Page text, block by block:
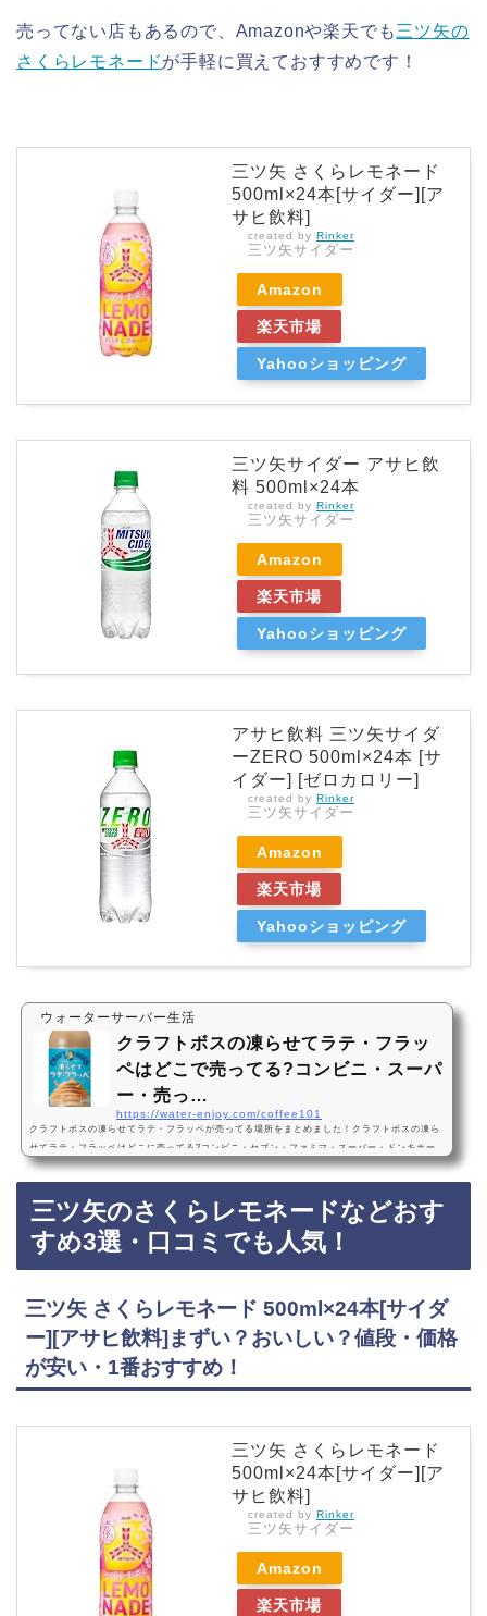
売ってない店もあるので、Amazonや楽天でも三ツ矢の
さくらレモネードが手軽に買えておすすめです！
三ツ矢 さくらレモネード
500ml×24本[サイダー][ア
サヒ飲料]
created by Rinker
三ツ矢サイダー
Amazon
楽天市場
Yahooショッピング
三ツ矢サイダー アサヒ飲
料 500ml×24本
created by Rinker
三ツ矢サイダー
Amazon
楽天市場
Yahooショッピング
アサヒ飲料 三ツ矢サイダ
ーZERO 500ml×24本 [サ
イダー] [ゼロカロリー]
created by Rinker
三ツ矢サイダー
Amazon
楽天市場
Yahooショッピング
ウォーターサーバー生活
クラフトボスの凍らせてラテ・フラッ
ペはどこで売ってる?コンビニ・スーパ
ー・売っ…
https://water-enjoy.com/coffee101
クラフトボスの凍らせてラテ・フラッペが売ってる場所をまとめました！クラフトボスの凍ら
せてラテ・フラッペはどこに売ってる?コンビニ・セブン・ファミマ・スーパー・ドンキホー
テ・販売店・どこで買える?Amazon・楽天・売ってない?発売日・2025年4月8日発売予定クラ
フトボスの凍らせてラテ・フラッペは、2025年4月8日からセブンイレブンやファミマなどのコ
ンビニ、スーパー、ドンキホーテに売っています！売ってない店もあるので、Amazonや楽天
でもクラフトボスの凍らせてラテ・フラッペが手軽に買えておすすめです！クラフトボスの…
三ツ矢のさくらレモネードなどおす
すめ3選・口コミでも人気！
三ツ矢 さくらレモネード 500ml×24本[サイダ
ー][アサヒ飲料]まずい？おいしい？値段・価格
が安い・1番おすすめ！
三ツ矢 さくらレモネード
500ml×24本[サイダー][ア
サヒ飲料]
created by Rinker
三ツ矢サイダー
Amazon
楽天市場